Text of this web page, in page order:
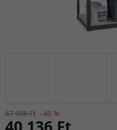
67 006 Ft –40 %